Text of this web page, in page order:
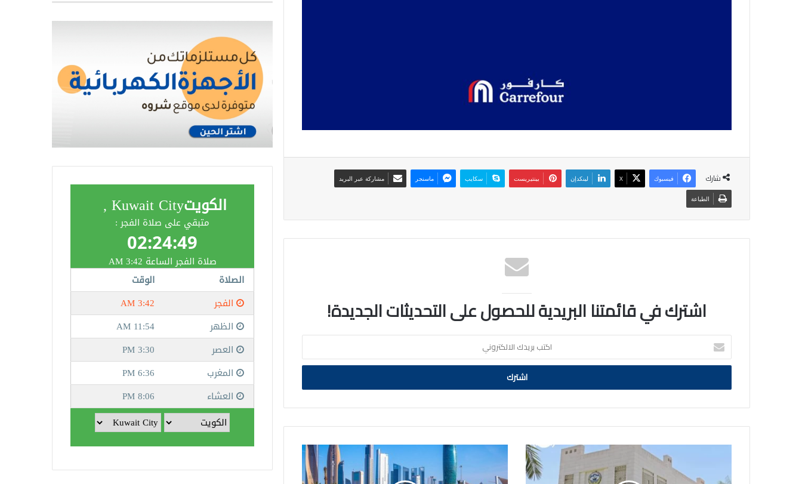
شارك فيسبوك ‫X لينكدإن بينتيريست سكايب ماسنجر مشاركة عبر البريد
الطباعة
اشترك في قائمتنا البريدية للحصول على التحديثات الجديدة!
اكتب
بريدك
الالكتروني
بتقرير
«الأرصاد»:
الطقس
اليوم